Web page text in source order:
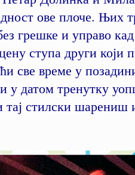
ове плоче. Њих
грешке и управо
ступа други који
све време у
у датом тренутку
стилски шарениш